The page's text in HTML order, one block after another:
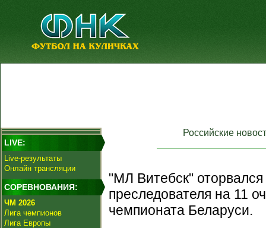
LIVE:
Live-результаты
Онлайн трансляции
СОРЕВНОВАНИЯ:
ЧМ 2026
Лига чемпионов
Лига Европы
Российские
"МЛ Витебск"
преследователя на 11
чемпионата Беларуси.